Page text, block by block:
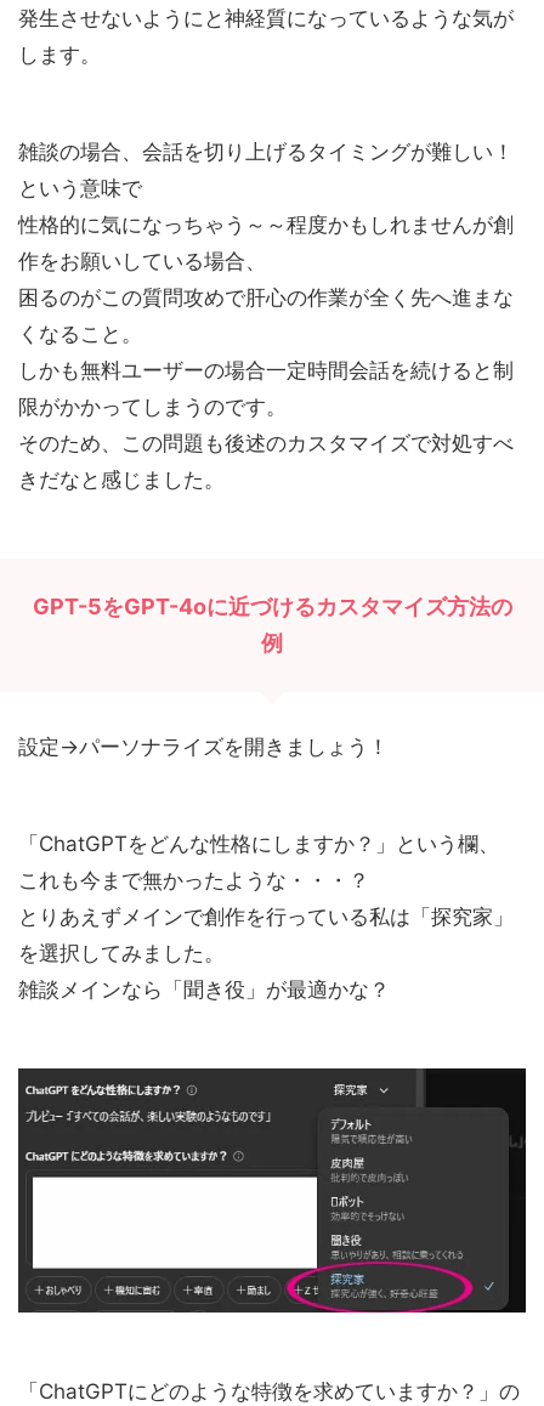
発生させないようにと神経質になっているような気が
します。
雑談の場合、会話を切り上げるタイミングが難しい！
という意味で
性格的に気になっちゃう～～程度かもしれませんが創
作をお願いしている場合、
困るのがこの質問攻めで肝心の作業が全く先へ進まな
くなること。
しかも無料ユーザーの場合一定時間会話を続けると制
限がかかってしまうのです。
そのため、この問題も後述のカスタマイズで対処すべ
きだなと感じました。
GPT-5をGPT-4oに近づけるカスタマイズ方法の
例
設定→パーソナライズを開きましょう！
「ChatGPTをどんな性格にしますか？」という欄、
これも今まで無かったような・・・？
とりあえずメインで創作を行っている私は「探究家」
を選択してみました。
雑談メインなら「聞き役」が最適かな？
「ChatGPTにどのような特徴を求めていますか？」の